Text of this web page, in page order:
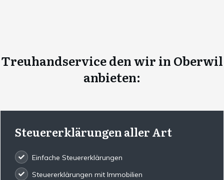
Treuhandservice den wir in Oberwil
anbieten:
Steuererklärungen aller Art
Einfache Steuererklärungen
Steuererklärungen mit Immobilien